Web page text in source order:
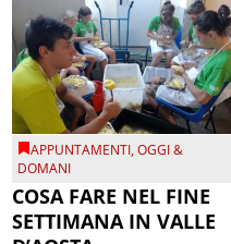
APPUNTAMENTI,OGGI &
DOMANI
COSA FARE NEL FINE
SETTIMANA IN VALLE